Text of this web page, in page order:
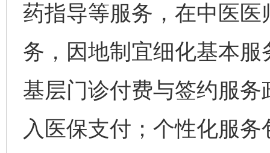
药指导等服务，在中医
务，因地制宜细化基本
基层门诊付费与签约服
入医保支付；个性化服